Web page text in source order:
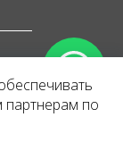
партнерам по